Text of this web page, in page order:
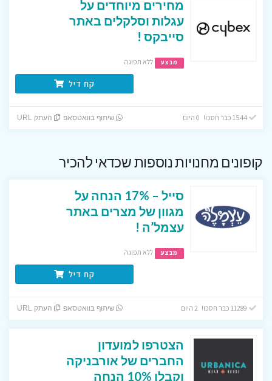
מחירים מיוחדים על
עגלות וסלקלים באתר
סייבקס !
מבצע ללא תפוגה
קח דיל
1544 כבר חסכו! 0 היום שיתוף בוואטסאפ העתק URL
קופונים מחנויות נוספות שכדאי להכיר
סייל – 17% הנחה על
מגוון של מצרים באתר
עצמל’ה !
מבצע ללא תפוגה
קח דיל
שיתוף בוואטסאפ העתק URL
הצטרפו למועדון
החברים של אורבניקה
וקבלו 10% הנחה